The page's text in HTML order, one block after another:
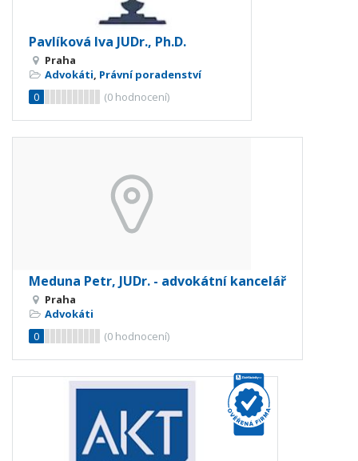
Pavlíková Iva JUDr., Ph.D.
Praha
Advokáti, Právní poradenství
0
(0 hodnocení)
Meduna Petr, JUDr. - advokátní kancelář
Praha
Advokáti
0
(0 hodnocení)